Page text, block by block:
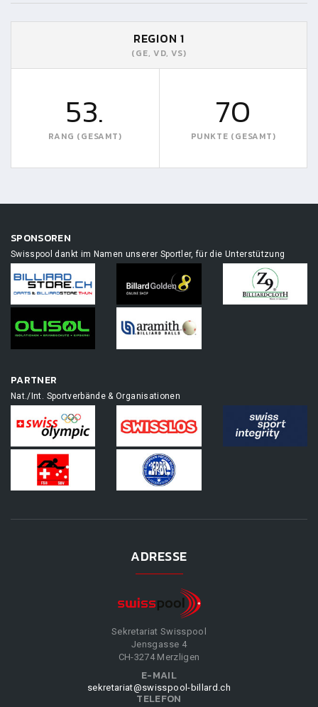
REGION 1
(GE, VD, VS)
53.
RANG (GESAMT)
70
PUNKTE (GESAMT)
SPONSOREN
Swisspool dankt im Namen unserer Sportler, für die Unterstützung
PARTNER
Nat./Int. Sportverbände & Organisationen
ADRESSE
Sekretariat Swisspool
Jensgasse 4
CH-3274 Merzligen
E-MAIL
sekretariat@swisspool-billard.ch
TELEFON